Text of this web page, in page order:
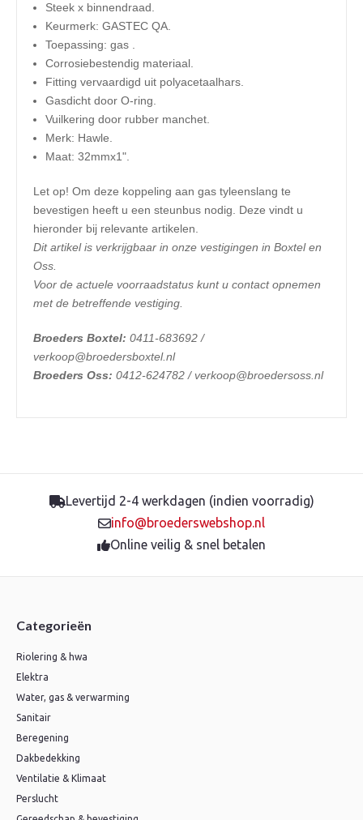
Steek x binnendraad.
Keurmerk: GASTEC QA.
Toepassing: gas .
Corrosiebestendig materiaal.
Fitting vervaardigd uit polyacetaalhars.
Gasdicht door O-ring.
Vuilkering door rubber manchet.
Merk: Hawle.
Maat: 32mmx1".
Let op! Om deze koppeling aan gas tyleenslang te
bevestigen heeft u een steunbus nodig. Deze vindt u
hieronder bij relevante artikelen.
​Dit artikel is verkrijgbaar in onze vestigingen in Boxtel en
Oss.
Voor de actuele voorraadstatus kunt u contact opnemen
met de betreffende vestiging.
Broeders Boxtel: 0411-683692 /
verkoop@broedersboxtel.nl
Broeders Oss: 0412-624782 / verkoop@broedersoss.nl
Levertijd 2-4 werkdagen (indien voorradig)
info@broederswebshop.nl
Online veilig & snel betalen
Categorieën
Riolering & hwa
Elektra
Water, gas & verwarming
Sanitair
Beregening
Dakbedekking
Ventilatie & Klimaat
Perslucht